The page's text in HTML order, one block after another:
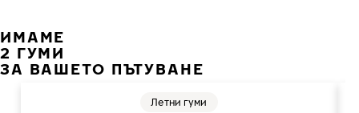
ИМАМЕ
2 ГУМИ
ЗА ВАШЕТО ПЪТУВАНЕ
Летни гуми